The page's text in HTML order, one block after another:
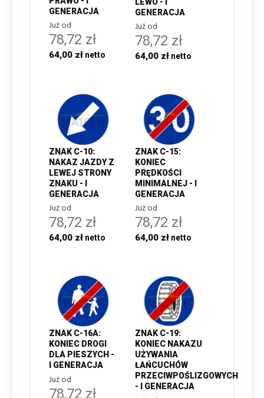
GENERACJA
Już od
78,72 zł
64,00 zł
GENERACJA
Już od
78,72 zł
64,00 zł
ZNAK C-10:
NAKAZ JAZDY Z
LEWEJ STRONY
ZNAKU - I
GENERACJA
Już od
78,72 zł
64,00 zł
ZNAK C-15:
KONIEC
PRĘDKOŚCI
MINIMALNEJ - I
GENERACJA
Już od
78,72 zł
64,00 zł
ZNAK C-16A:
KONIEC DROGI
DLA PIESZYCH -
I GENERACJA
Już od
78,72 zł
ZNAK C-19:
KONIEC NAKAZU
UŻYWANIA
ŁAŃCUCHÓW
PRZECIWPOŚLIZGOWYCH
- I GENERACJA